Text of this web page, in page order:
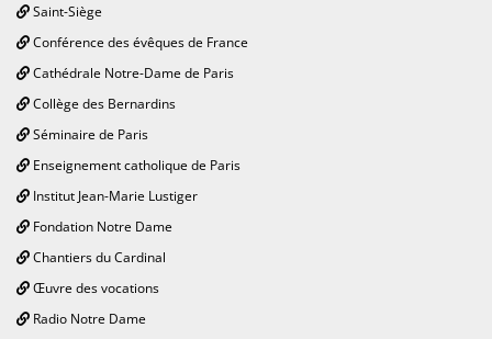
Saint-Siège
Conférence des évêques de France
Cathédrale Notre-Dame de Paris
Collège des Bernardins
Séminaire de Paris
Enseignement catholique de Paris
Institut Jean-Marie Lustiger
Fondation Notre Dame
Chantiers du Cardinal
Œuvre des vocations
Radio Notre Dame